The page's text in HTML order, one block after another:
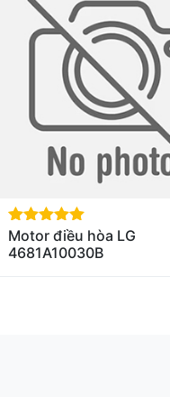
out of 5
Motor điều hòa LG
4681A10030B